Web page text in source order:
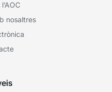
nosaltres